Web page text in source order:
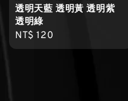
透明天藍 透明黃 透明紫
透明綠
Regular
price
NT$ 120